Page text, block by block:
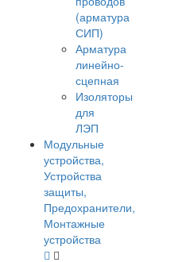
(арматура
СИП)
Арматура
линейно-
сцепная
Изоляторы
для
ЛЭП
Модульные
устройства,
Устройства
защиты,
Предохранители,
Монтажные
устройства